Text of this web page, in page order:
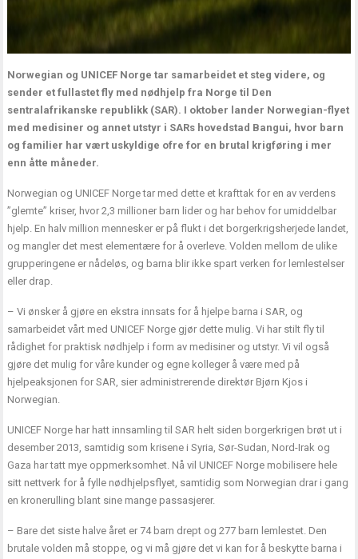
Norwegian og UNICEF Norge tar samarbeidet et steg videre, og
sender et fullastet fly med nødhjelp fra Norge til Den
sentralafrikanske republikk (SAR). I oktober lander Norwegian-flyet
med medisiner og annet utstyr i SARs hovedstad Bangui, hvor barn
og familier har vært uskyldige ofre for en brutal krigføring i mer
enn åtte måneder.
Norwegian og UNICEF Norge tar med dette et krafttak for en av verdens
”glemte” kriser, hvor 2,3 millioner barn lider og har behov for umiddelbar
hjelp. En halv million mennesker er på flukt i det borgerkrigsherjede landet,
og mangler det mest elementære for å overleve. Volden mellom de ulike
grupperingene er nådeløs, og barna blir ikke spart verken for lemlestelser
eller drap.
– Vi ønsker å gjøre en ekstra innsats for å hjelpe barna i SAR, og
samarbeidet vårt med UNICEF Norge gjør dette mulig. Vi har stilt fly til
rådighet for praktisk nødhjelp i form av medisiner og utstyr. Vi vil også
gjøre det mulig for våre kunder og egne kolleger å være med på
hjelpeaksjonen for SAR, sier administrerende direktør Bjørn Kjos i
Norwegian.
UNICEF Norge har hatt innsamling til SAR helt siden borgerkrigen brøt ut i
desember 2013, samtidig som krisene i Syria, Sør-Sudan, Nord-Irak og
Gaza har tatt mye oppmerksomhet. Nå vil UNICEF Norge mobilisere hele
sitt nettverk for å fylle nødhjelpsflyet, samtidig som Norwegian drar i gang
en kronerulling blant sine mange passasjerer.
– Bare det siste halve året er 74 barn drept og 277 barn lemlestet. Den
brutale volden må stoppe, og vi må gjøre det vi kan for å beskytte barna i